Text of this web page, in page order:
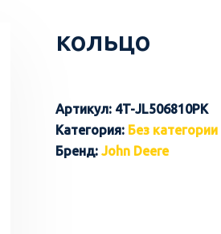
кольцо
Артикул: 4T-JL506810PK
Категория: Без категории
Бренд: John Deere